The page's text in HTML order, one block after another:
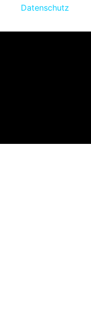
Datenschutz